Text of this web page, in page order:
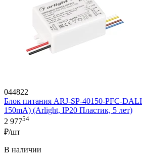
044822
Блок питания ARJ-SP-40150-PFC-
150mA) (Arlight, IP20 Пластик, 5 лет)
2 97754
₽/шт
В наличии